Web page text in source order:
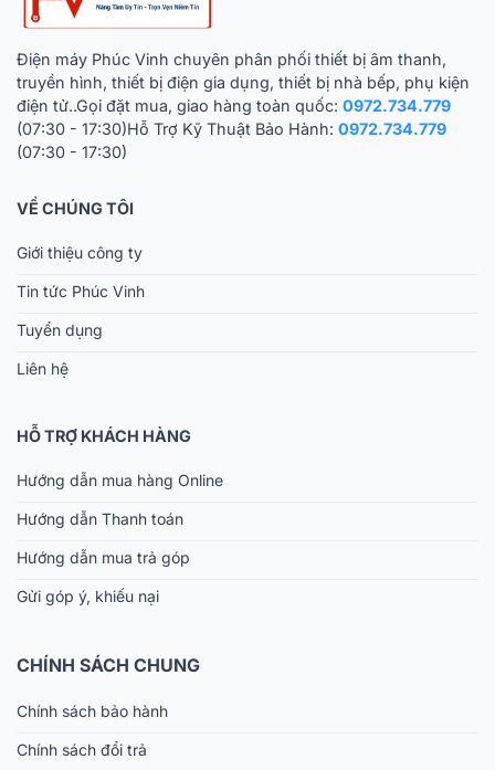
Điện máy Phúc Vinh chuyên phân phối thiết bị âm thanh,
truyền hình, thiết bị điện gia dụng, thiết bị nhà bếp, phụ kiện
điện tử..Gọi đặt mua, giao hàng toàn quốc: 0972.734.779
(07:30 - 17:30)Hỗ Trợ Kỹ Thuật Bảo Hành: 0972.734.779
(07:30 - 17:30)
VỀ CHÚNG TÔI
Giới thiệu công ty
Tin tức Phúc Vinh
Tuyển dụng
Liên hệ
HỖ TRỢ KHÁCH HÀNG
Hướng dẫn mua hàng Online
Hướng dẫn Thanh toán
Hướng dẫn mua trả góp
Gửi góp ý, khiếu nại
CHÍNH SÁCH CHUNG
Chính sách bảo hành
Chính sách đổi trả